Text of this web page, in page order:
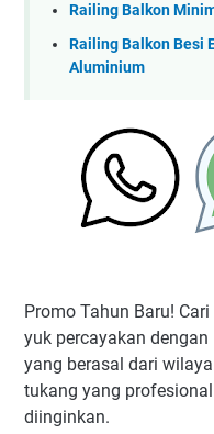
Railing Balkon
Railing Balkon Besi
Aluminium
Promo Tahun Baru!
yuk percayakan
yang berasal dari
tukang yang
diinginkan.